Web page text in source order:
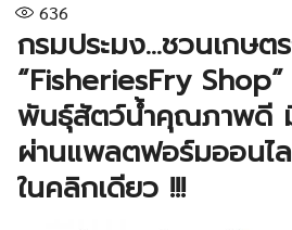
636
กรมประมง…ชวนเกษต
“FisheriesFry Shop”
พันธุ์สัตว์น้ำคุณภาพดี
ผ่านแพลตฟอร์มออนไ
ในคลิกเดียว !!!